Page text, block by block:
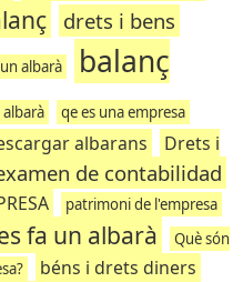
drets i bens
un albarà
balanç
qe es una empresa
albarans
Drets i
de contabilidad
patrimoni de l'empresa
fa un albarà
Què són
béns i drets diners